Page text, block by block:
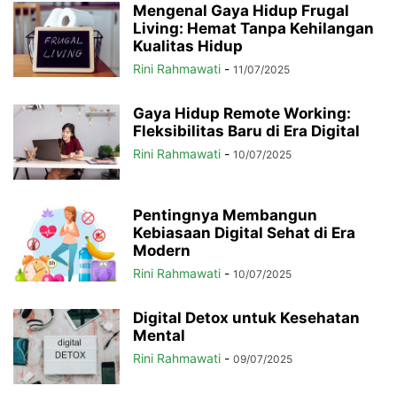
Mengenal Gaya Hidup Frugal
Living: Hemat Tanpa Kehilangan
Kualitas Hidup
Rini Rahmawati - 11/07/2025
Gaya Hidup Remote Working:
Fleksibilitas Baru di Era Digital
Rini Rahmawati - 10/07/2025
Pentingnya Membangun
Kebiasaan Digital Sehat di Era
Modern
Rini Rahmawati - 10/07/2025
Digital Detox untuk Kesehatan
Mental
Rini Rahmawati - 09/07/2025